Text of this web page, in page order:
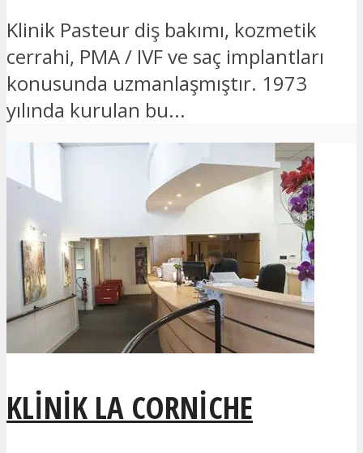
Klinik Pasteur diş bakımı, kozmetik
cerrahi, PMA / IVF ve saç implantları
konusunda uzmanlaşmıştır. 1973
yılında kurulan bu...
KLINIK LA CORNICHE